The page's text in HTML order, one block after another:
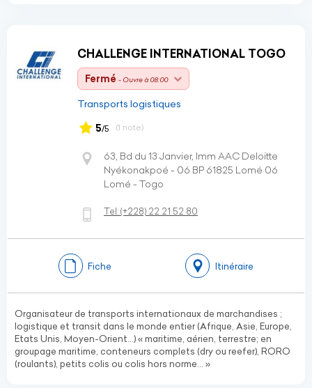
CHALLENGE INTERNATIONAL TOGO
Fermé - Ouvre à 08:00
Transports logistiques
5/5 (1 note)
63, Bd du 13 Janvier, Imm AAC Deloitte
Nyékonakpoé - 06 BP 61825 Lomé 06
Lomé - Togo
Tel:(+228) 22 21 52 80
Fiche Itinéraire
Organisateur de transports internationaux de marchandises ;
logistique et transit dans le monde entier (Afrique, Asie, Europe,
Etats Unis, Moyen-Orient…) « maritime, aérien, terrestre; en
groupage maritime, conteneurs complets (dry ou reefer), RORO
(roulants), petits colis ou colis hors norme… »